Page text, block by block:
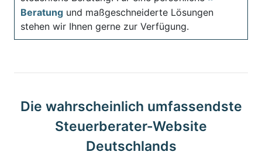
Beratung und maßgeschneiderte Lösungen
stehen wir Ihnen gerne zur Verfügung.
Die wahrscheinlich umfassendste
Steuerberater-Website
Deutschlands